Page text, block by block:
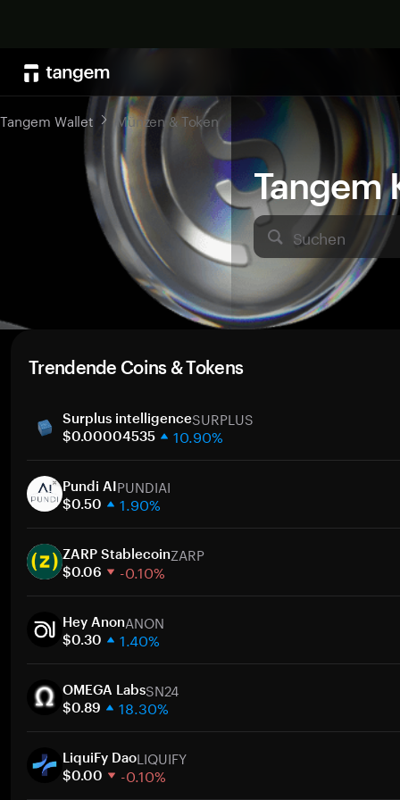
Tangem
Suchen
Tangem Wallet Münzen & Token
Trendende Coins & Tokens
Surplus intelligenceSURPLUS
$0.00004535 10.90%
30 Tage
Marktkapitalisierung
Pundi AIPUNDIAI
$0.50 1.90%
30 Tage
Marktkapitalisierung
ZARP StablecoinZARP
$0.06 -0.10%
30 Tage
Marktkapitalisierung
Hey AnonANON
$0.30 1.40%
30 Tage
Marktkapitalisierung
OMEGA LabsSN24
$0.89 18.30%
30 Tage
Marktkapitalisierung
LiquiFy DaoLIQUIFY
$0.00 -0.10%